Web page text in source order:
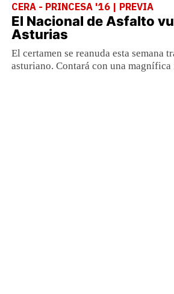
CERA - PRINCESA '16 | PREVIA
El Nacional de Asfalto
Asturias
El certamen se reanuda esta
asturiano. Contará con una